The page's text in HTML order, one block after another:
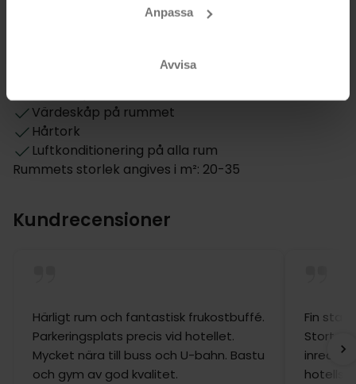
Anpassa
Avvisa
Värdeskåp på rummet
Hårtork
Luftkonditionering på alla rum
Rummets storlek angives i m²: 20-35
Kundrecensioner
Härligt rum och fantastisk frukostbuffé.
Parkeringsplats precis vid hotellet.
Mycket nära till buss och U-bahn. Bastu
och gym av god kvalitet.
Fin
Stort